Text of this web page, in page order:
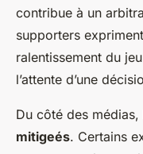
contribue à un
supporters
ralentissement du
l’attente d’une
Du côté des médias,
mitigeés. Certains